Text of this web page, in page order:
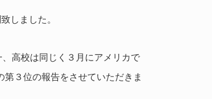
しました。
高校は同じく３月にアメリカで
第３位の報告をさせていただきま